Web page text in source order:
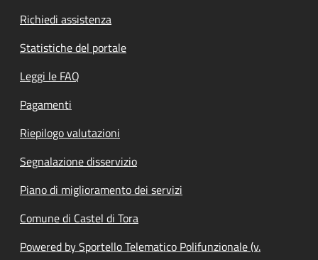
Richiedi assistenza
Statistiche del portale
Leggi le FAQ
Pagamenti
Riepilogo valutazioni
Segnalazione disservizio
Piano di miglioramento dei servizi
Comune di Castel di Tora
Powered by Sportello Telematico Polifunzionale (v.